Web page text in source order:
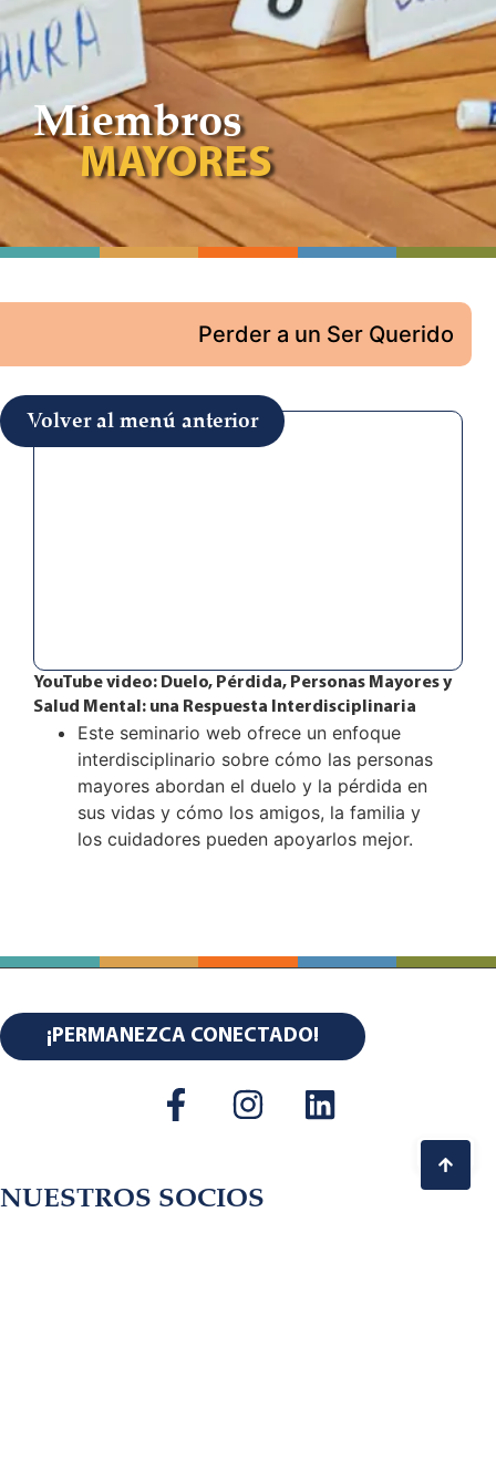
Miembros
MAYORES
Perder a un Ser Querido
Volver al menú anterior
YouTube video: Duelo, Pérdida, Personas Mayores y
Salud Mental: una Respuesta Interdisciplinaria
Este seminario web ofrece un enfoque
interdisciplinario sobre cómo las personas
mayores abordan el duelo y la pérdida en
sus vidas y cómo los amigos, la familia y
los cuidadores pueden apoyarlos mejor.
¡PERMANEZCA CONECTADO!
NUESTROS SOCIOS